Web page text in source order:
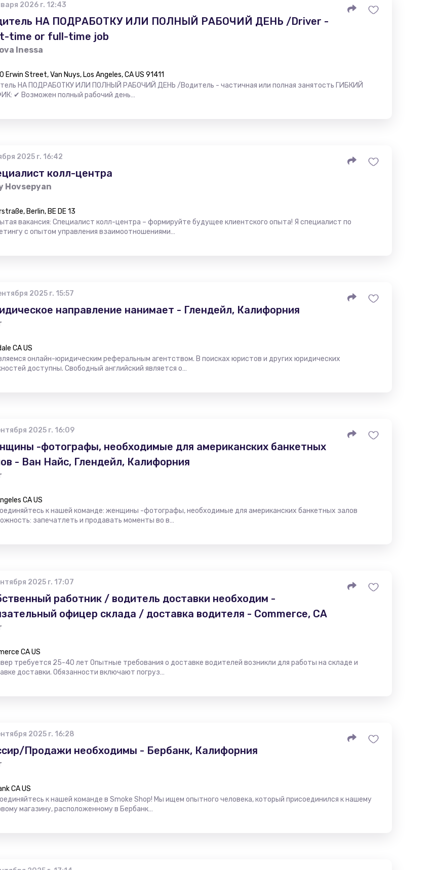
2026 г. 12:43
НА ПОДРАБОТКУ ИЛИ ПОЛНЫЙ РАБОЧИЙ ДЕНЬ /Driver -
time or full-time job
Inessa
Erwin Street, Van Nuys, Los Angeles, CA US 91411
НА ПОДРАБОТКУ ИЛИ ПОЛНЫЙ РАБОЧИЙ ДЕНЬ /Водитель - частичная или полная занятость ГИБКИЙ
✔ Возможен полный рабочий день…
2025 г. 16:42
колл-центра
Hovsepyan
Berlin, BE DE 13
вакансия: Специалист колл-центра – формируйте будущее клиентского опыта! Я специалист по
с опытом управления взаимоотношениями…
2025 г. 15:57
направление нанимает - Глендейл, Калифорния
CA US
онлайн-юридическим реферальным агентством. В поисках юристов и других юридических
доступны. Свободный английский является о…
2025 г. 16:09
-фотографы, необходимые для американских банкетных
- Ван Найс, Глендейл, Калифорния
CA US
к нашей команде: женщины -фотографы, необходимые для американских банкетных залов
запечатлеть и продавать моменты во в…
2025 г. 17:07
работник / водитель доставки необходим -
офицер склада / доставка водителя - Commerce, CA
CA US
требуется 25-40 лет Опытные требования о доставке водителей возникли для работы на складе и
доставки. Обязанности включают погруз…
2025 г. 16:28
Продажи необходимы - Бербанк, Калифорния
CA US
к нашей команде в Smoke Shop! Мы ищем опытного человека, который присоединился к нашему
магазину, расположенному в Бербанк…